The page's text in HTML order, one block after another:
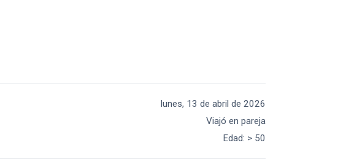
lunes, 13 de abril de 2026
Viajó en pareja
Edad: > 50